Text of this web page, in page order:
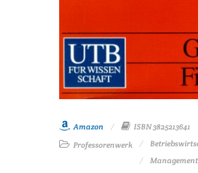
Amazon
ISBN 3825213641
Professorenwerk